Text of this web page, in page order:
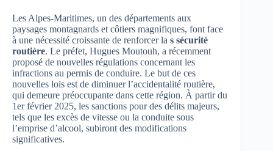
Les Alpes-Maritimes, un des départements aux
paysages montagnards et côtiers magnifiques, font face
à une nécessité croissante de renforcer la s sécurité
routière. Le préfet, Hugues Moutouh, a récemment
proposé de nouvelles régulations concernant les
infractions au permis de conduire. Le but de ces
nouvelles lois est de diminuer l’accidentalité routière,
qui demeure préoccupante dans cette région. À partir du
1er février 2025, les sanctions pour des délits majeurs,
tels que les excès de vitesse ou la conduite sous
l’emprise d’alcool, subiront des modifications
significatives.